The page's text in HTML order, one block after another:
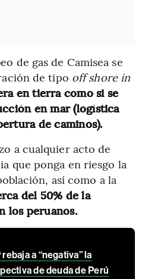
de gas de Camisea se
de tipo off shore in
en tierra como si se
en mar (logística
de caminos).
a cualquier acto de
que ponga en riesgo la
así como a la
del 50% de la
los peruanos.
rebaja a “negativa” la
de deuda de Perú